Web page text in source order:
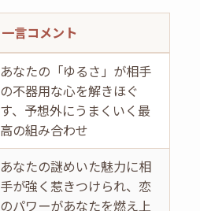
一言コメント
あなたの「ゆるさ」が相手
の不器用な心を解きほぐ
す、予想外にうまくいく最
高の組み合わせ
あなたの謎めいた魅力に相
手が強く惹きつけられ、恋
のパワーがあなたを燃え上